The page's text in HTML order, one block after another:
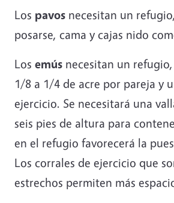
Los pavos necesitan un
posarse, cama y cajas nido
Los emús necesitan un
1/8 a 1/4 de acre por pareja y
ejercicio. Se necesitará una
seis pies de altura para
en el refugio favorecerá la
Los corrales de ejercicio que
estrechos permiten más